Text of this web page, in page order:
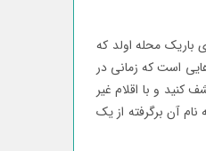
محله اولد که
دهنده کسب و کارهایی است که زمانی در
و با اقلام غیر
نام آن برگرفته از یک